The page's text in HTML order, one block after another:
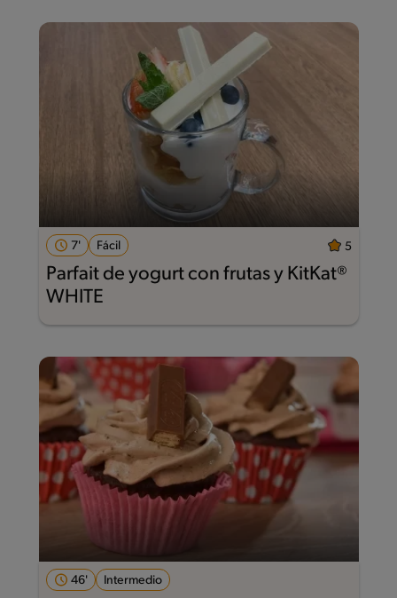
7' Fácil 5
Parfait de yogurt con frutas y KitKat®
WHITE
46' Intermedio